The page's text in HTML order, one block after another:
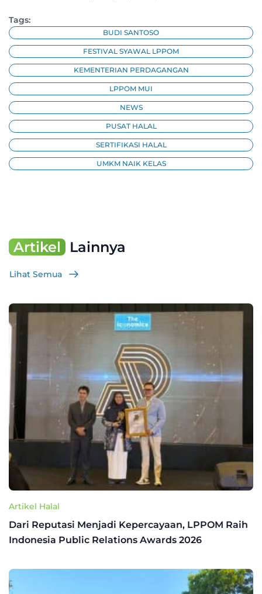
Tags:
BUDI SANTOSO
FESTIVAL SYAWAL LPPOM
KEMENTERIAN PERDAGANGAN
LPPOM MUI
NEWS
PUSAT HALAL
SERTIFIKASI HALAL
UMKM NAIK KELAS
Artikel Lainnya
Lihat Semua
Artikel Halal
Dari Reputasi Menjadi Kepercayaan, LPPOM Raih
Indonesia Public Relations Awards 2026